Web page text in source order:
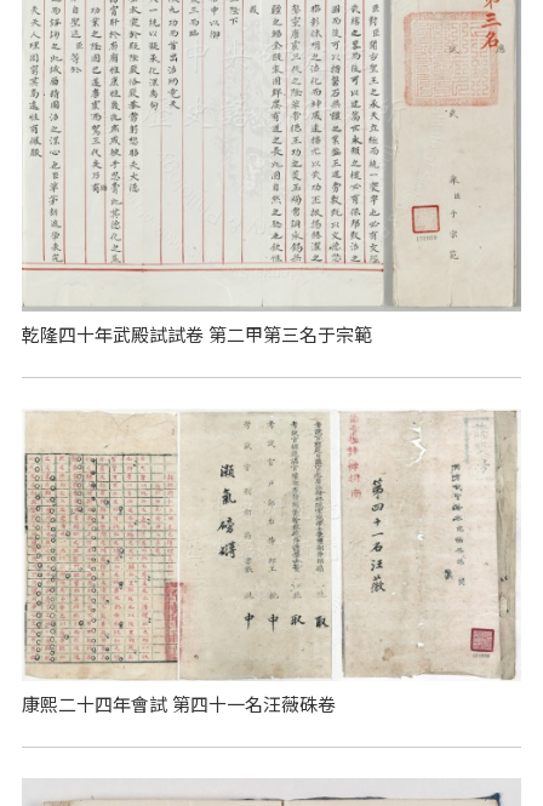
乾隆四十年武殿試試卷 第二甲第三名于宗範
康熙二十四年會試 第四十一名汪薇硃卷